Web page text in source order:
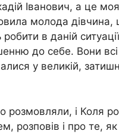
Іванович, а це
молода
в даній
до себе. Вони
у великій,
розмовляли, і Коля
розповів і про те,